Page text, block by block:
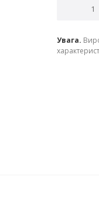
Увага.